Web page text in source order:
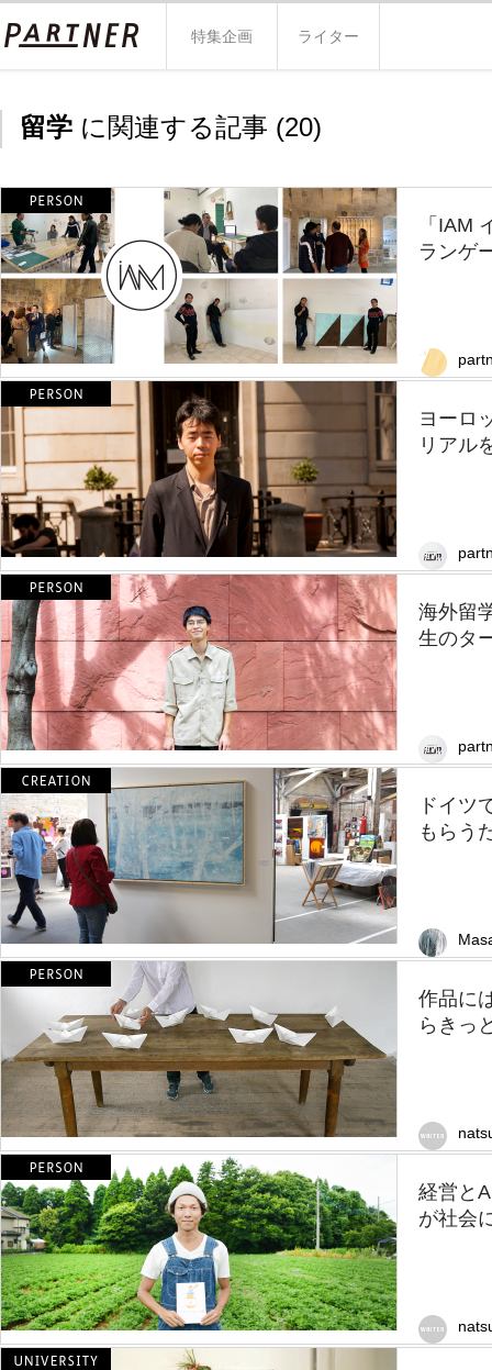
特集企画 ライター
留学 に関連する記事 (20)
「IAM
ランゲ
ヨーロ
リアル
海外留
生のタ
ドイツ
もらう
作品に
らきっ
経営と
が社会